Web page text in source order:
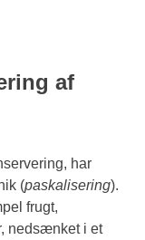
af
har
(paskalisering).
frugt,
nedsænket i et